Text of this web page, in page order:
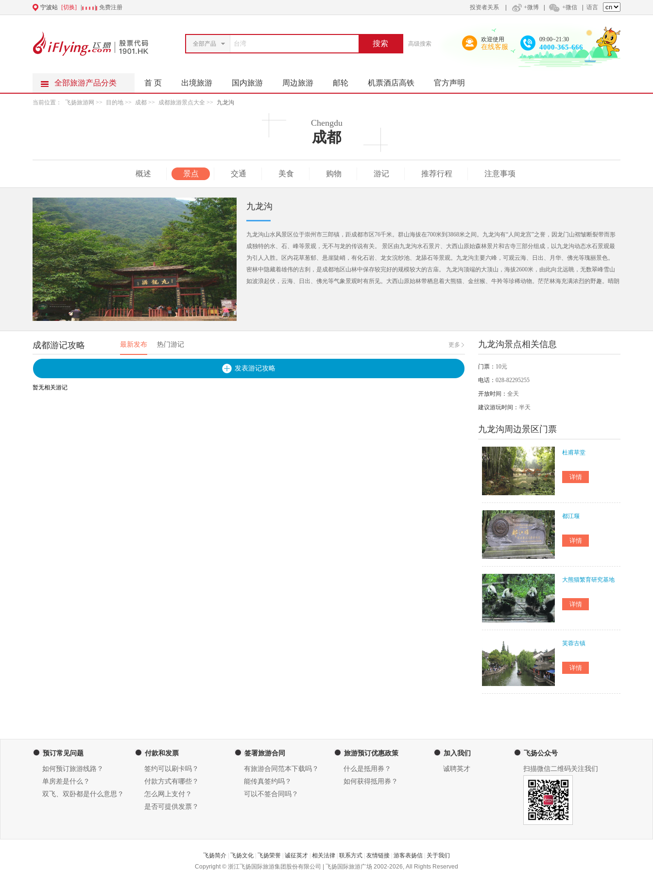
宁波站 [切换] | 免费注册 投资者关系 +微博 +微信 语言
全部产品 搜索 高级搜索
欢迎使用
在线客服
09:00~21:30
4000-365-666
全部旅游产品分类 首 页 出境旅游 国内旅游 周边旅游 邮轮 机票酒店高铁 官方声明
当前位置： 飞扬旅游网 >> 目的地 >> 成都 >> 成都旅游景点大全 >> 九龙沟
Chengdu
成都
概述 景点 交通 美食 购物 游记 推荐行程 注意事项
九龙沟
九龙沟山水风景区位于崇州市三郎镇，距成都市区76千米。群山海拔在700米到3868米之间。九龙沟有“人间龙宫”之誉，因龙门山褶皱断裂带而形
成独特的水、石、峰等景观，无不与龙的传说有关。 景区由九龙沟水石景片、大西山原始森林景片和古寺三部分组成，以九龙沟动态水石景观最
为引人入胜。区内花草葱郁、悬崖陡峭，有化石岩、龙女浣纱池、龙舔石等景观。九龙沟主要六峰，可观云海、日出、月华、佛光等瑰丽景色。
密林中隐藏着雄伟的古刹，是成都地区山林中保存较完好的规模较大的古庙。 九龙沟顶端的大顶山，海拔2600米，由此向北远眺，无数翠峰雪山
如波浪起伏，云海、日出、佛光等气象景观时有所见。大西山原始林带栖息着大熊猫、金丝猴、牛羚等珍稀动物。茫茫林海充满浓烈的野趣。晴朗
成都游记攻略 最新发布 热门游记 更多
发表游记攻略
暂无相关游记
九龙沟景点相关信息
门票： 10元
电话： 028-82295255
开放时间： 全天
建议游玩时间： 半天
九龙沟周边景区门票
杜甫草堂
都江堰
大熊猫繁育研究基地
芙蓉古镇
预订常见问题
如何预订旅游线路？
单房差是什么？
双飞、双卧都是什么意思？
付款和发票
签约可以刷卡吗？
付款方式有哪些？
怎么网上支付？
是否可提供发票？
签署旅游合同
有旅游合同范本下载吗？
能传真签约吗？
可以不签合同吗？
旅游预订优惠政策
什么是抵用券？
如何获得抵用券？
加入我们
诚聘英才
飞扬公众号
扫描微信二维码关注我们
飞扬简介 飞扬文化 飞扬荣誉 诚征英才 相关法律 联系方式 友情链接 游客表扬信
关于我们
Copyright © 浙江飞扬国际旅游集团股份有限公司 | 飞扬国际旅游广场 2002-2026, All Rights Reserved